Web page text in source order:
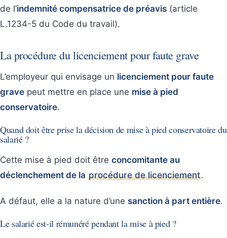
de l’indemnité compensatrice de préavis (article
L.1234-5 du Code du travail).
La procédure du licenciement pour faute grave
L’employeur qui envisage un licenciement pour faute
grave peut mettre en place une mise à pied
conservatoire.
Quand doit être prise la décision de mise à pied conservatoire du
salarié ?
Cette mise à pied doit être concomitante au
déclenchement de la procédure de licenciement.
A défaut, elle a la nature d’une sanction à part entière.
Le salarié est-il rémunéré pendant la mise à pied ?